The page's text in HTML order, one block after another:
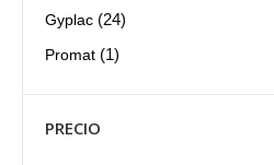
Gyplac (24)
Promat (1)
PRECIO